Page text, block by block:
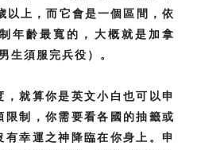
以上，而它會是一個區間，依
年齡最寬的，大概就是加拿
生須服完兵役）。
就算你是英文小白也可以申
限制，你需要看各國的抽籤或
幸運之神降臨在你身上。申